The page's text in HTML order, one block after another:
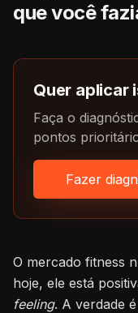
que você
Quer aplicar
Faça o
pontos
Fazer
O mercado fitness
hoje, ele está
feeling. A verdade